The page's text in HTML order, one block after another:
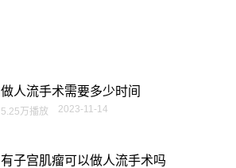
做人流手术需要多少时间
5.25万播放 2023-11-14
有子宫肌瘤可以做人流手术吗